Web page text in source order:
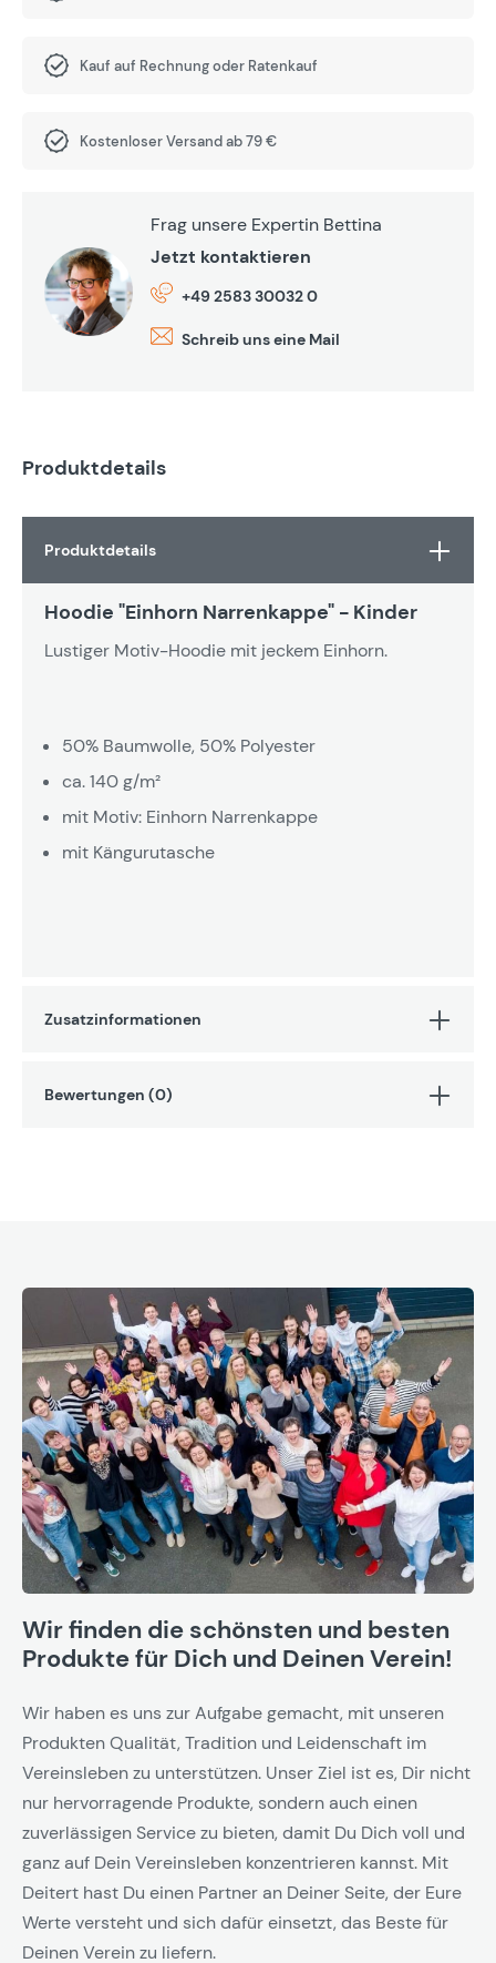
Kauf auf Rechnung oder Ratenkauf
Kostenloser Versand ab 79 €
Frag unsere Expertin Bettina
Jetzt kontaktieren
+49 2583 30032 0
Schreib uns eine Mail
Produktdetails
Produktdetails
Hoodie "Einhorn Narrenkappe" - Kinder
Lustiger Motiv-Hoodie mit jeckem Einhorn.
50% Baumwolle, 50% Polyester
ca. 140 g/m²
mit Motiv: Einhorn Narrenkappe
mit Kängurutasche
Zusatzinformationen
Bewertungen (0)
Wir finden die schönsten und besten
Produkte für Dich und Deinen Verein!
Wir haben es uns zur Aufgabe gemacht, mit unseren
Produkten Qualität, Tradition und Leidenschaft im
Vereinsleben zu unterstützen. Unser Ziel ist es, Dir nicht
nur hervorragende Produkte, sondern auch einen
zuverlässigen Service zu bieten, damit Du Dich voll und
ganz auf Dein Vereinsleben konzentrieren kannst. Mit
Deitert hast Du einen Partner an Deiner Seite, der Eure
Werte versteht und sich dafür einsetzt, das Beste für
Deinen Verein zu liefern.